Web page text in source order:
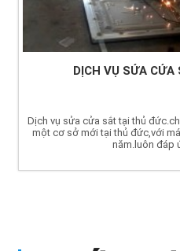
DỊCH VỤ SỬA
Dịch vụ sửa cửa sắt tại thủ
một cơ sở mới tại thủ đức,với
năm.luôn đáp